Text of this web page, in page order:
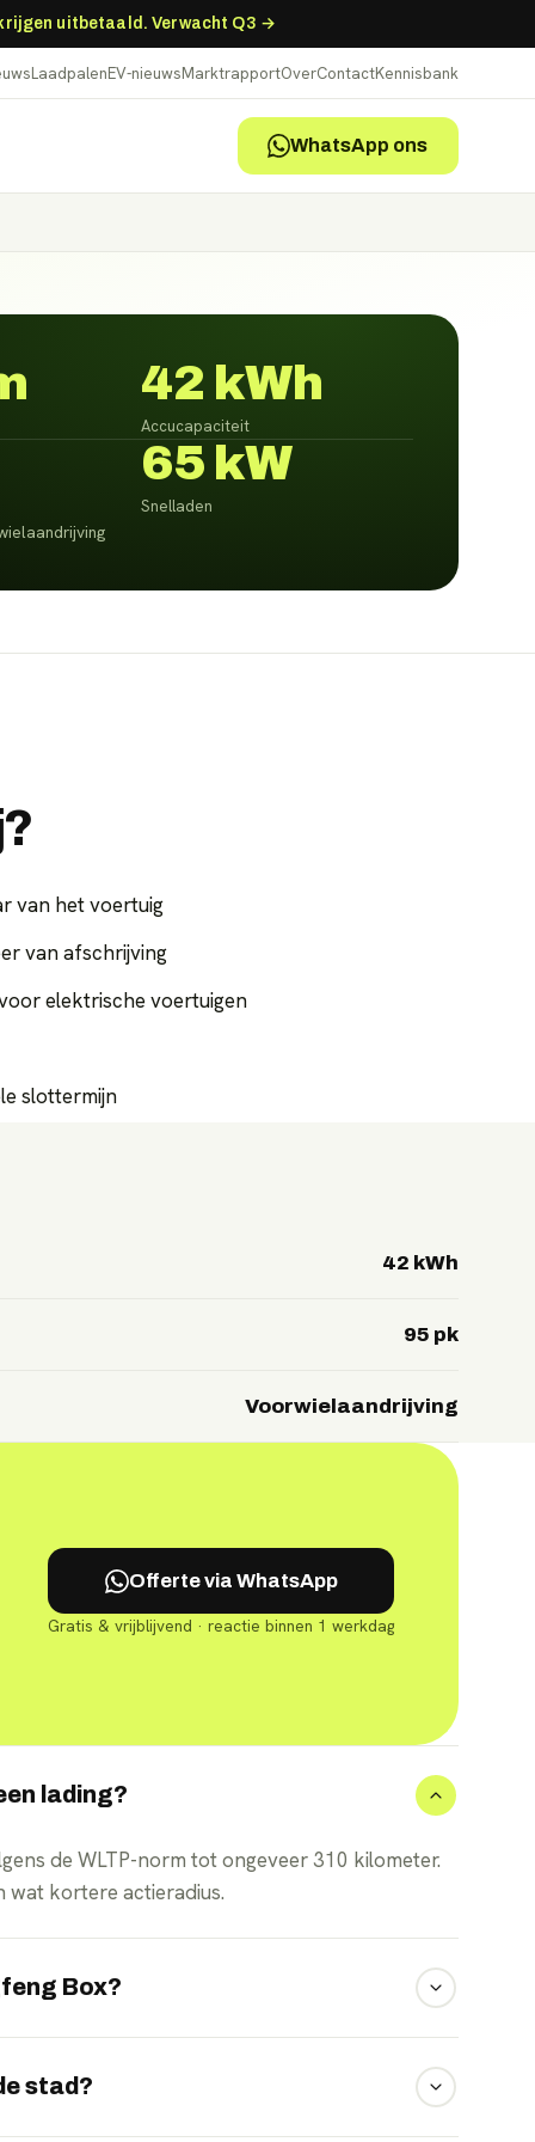
uitbetaald. Verwacht Q3 →
LaadpalenEV-nieuwsMarktrapportOverContactKennisbank
WhatsApp ons
42 kWh
Accucapaciteit
65 kW
Snelladen
van het voertuig
van afschrijving
elektrische voertuigen
slottermijn
42 kWh
95 pk
Voorwielaandrijving
Offerte via WhatsApp
Gratis & vrijblijvend · reactie binnen 1 werkdag
lading?
de WLTP-norm tot ongeveer 310 kilometer.
wat kortere actieradius.
Box?
stad?